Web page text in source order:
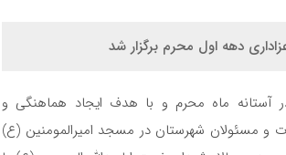
دهه اول محرم برگزار شد
آستانه ماه محرم و با هدف ایجاد هماهنگی و
اجتماع هیئات مذهبی شهرستان پلدختر با حضور ۱۲۰ هیئات و مسئولان شهرستان در مسجد امیرالمومنین (ع)